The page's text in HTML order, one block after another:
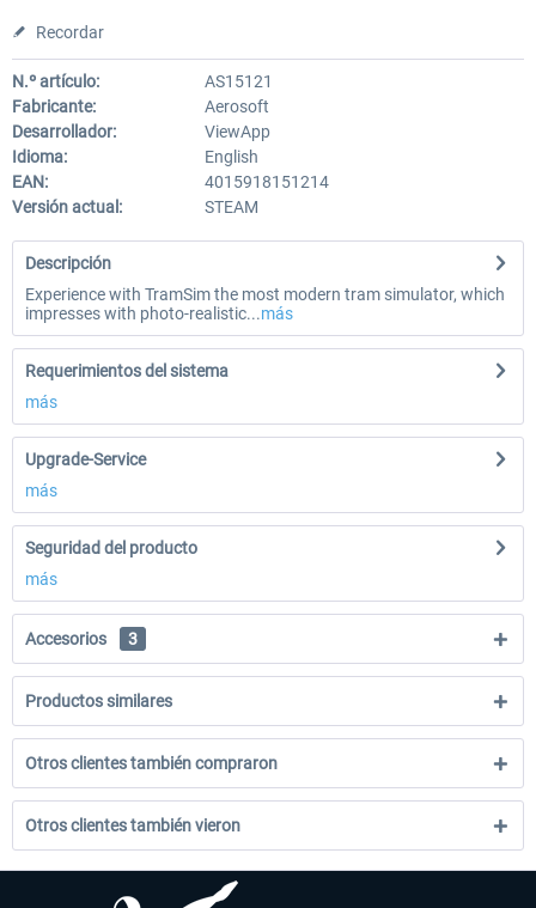
Recordar
N.º artículo:
AS15121
Fabricante:
Aerosoft
Desarrollador:
ViewApp
Idioma:
English
EAN:
4015918151214
Versión actual:
STEAM
Descripción
Experience with TramSim the most modern tram simulator, which
impresses with photo-realistic...más
Requerimientos del sistema
más
Upgrade-Service
más
Seguridad del producto
más
Accesorios 3
Productos similares
Otros clientes también compraron
Otros clientes también vieron